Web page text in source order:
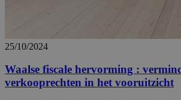
25/10/2024
Waalse fiscale hervorming :
verkooprechten in het vooruitzicht